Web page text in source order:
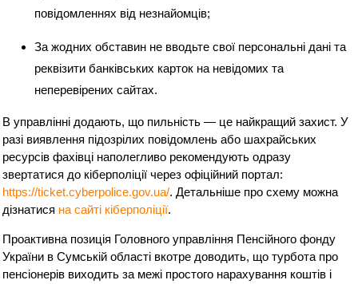
повідомленнях від незнайомців;
За жодних обставин не вводьте свої персональні дані та
реквізити банківських карток на невідомих та
неперевірених сайтах.
В управлінні додають, що пильність — це найкращий захист. У
разі виявлення підозрілих повідомлень або шахрайських
ресурсів фахівці наполегливо рекомендують одразу
звертатися до кіберполіції через офіційний портал:
https://ticket.cyberpolice.gov.ua/. Детальніше про схему можна
дізнатися на сайті кіберполіції.
Проактивна позиція Головного управління Пенсійного фонду
України в Сумській області вкотре доводить, що турбота про
пенсіонерів виходить за межі простого нарахування коштів і